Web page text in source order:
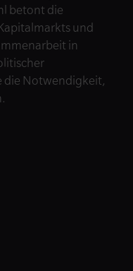
betont die
und
in
die Notwendigkeit,